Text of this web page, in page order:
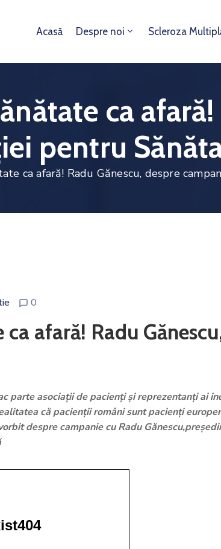
Acasă Despre noi Scleroza
ca
pentru
ca afară! Radu Gănescu, despre
0
afară! Radu
parte asociaţii de pacienţi şi reprezentanţi ai
că pacienţii români sunt pacienţi
despre campanie cu Radu